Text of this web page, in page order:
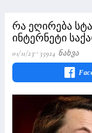
რა ეღირება
ინტერნეტი
01/11/23 35924 Ნახვა